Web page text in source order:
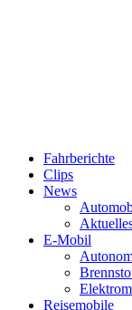
Fahrberichte
Clips
News
E-Mobil
Reisemobile